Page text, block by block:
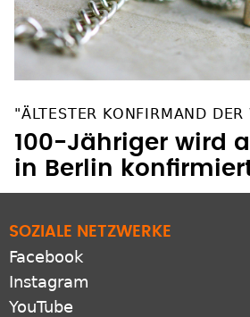
"ÄLTESTER KONFIRMAND DER
100-Jähriger wird
in Berlin
SOZIALE NETZWERKE
Facebook
Instagram
YouTube